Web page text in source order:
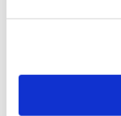
Unikátna
krútiaci
a jednoduché